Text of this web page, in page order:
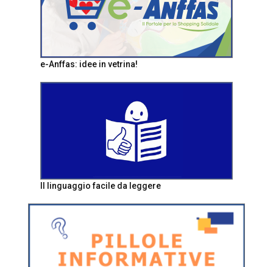
e-Anffas: idee in vetrina!
Il linguaggio facile da leggere